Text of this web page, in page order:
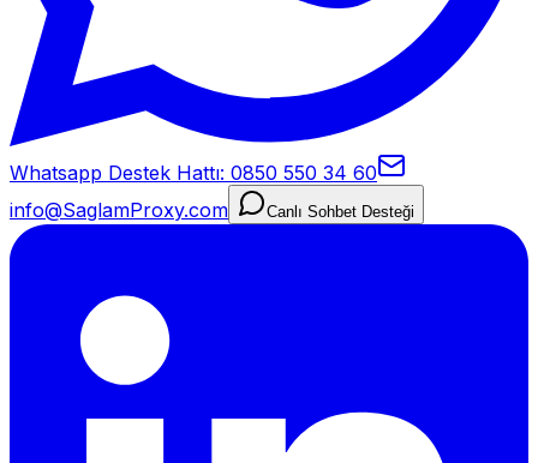
Whatsapp Destek Hattı: 0850 550 34 60
info@SaglamProxy.com
Canlı Sohbet Desteği